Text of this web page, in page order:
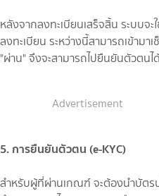
หลังจากลงทะเบียนเสร็จสิ้น ระบบจ
ลงทะเบียน ระหว่างนี้สามารถเข้ามา
"ผ่าน" จึงจะสามารถไปยืนยันตัวตนไ
Advertisement
5. การยืนยันตัวตน (e-KYC)
สำหรับผู้ที่ผ่านเกณฑ์ จะต้องนำบัตร